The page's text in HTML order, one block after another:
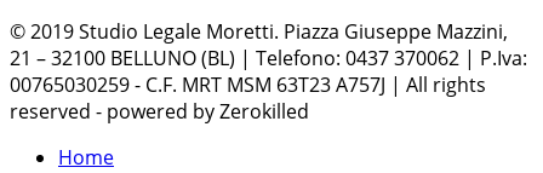
© 2019 Studio Legale Moretti. Piazza Giuseppe Mazzini,
21 – 32100 BELLUNO (BL) | Telefono: 0437 370062 | P.Iva:
00765030259 - C.F. MRT MSM 63T23 A757J | All rights
reserved - powered by Zerokilled
Home